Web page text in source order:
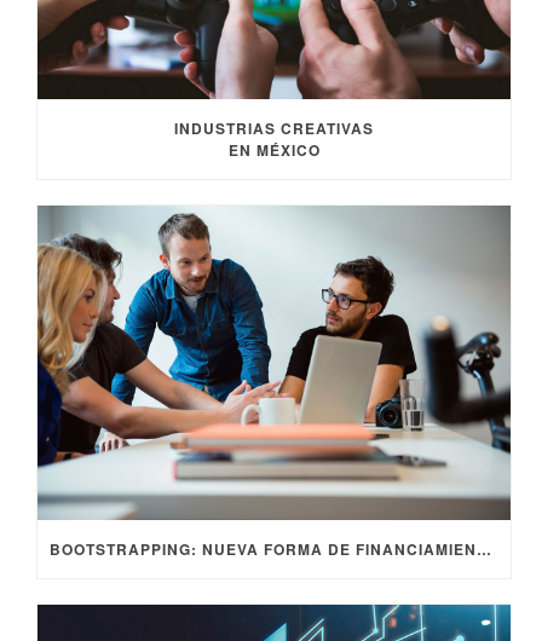
INDUSTRIAS CREATIVAS
EN MÉXICO
BOOTSTRAPPING: NUEVA FORMA DE FINANCIAMIENTO DE STARTUPS